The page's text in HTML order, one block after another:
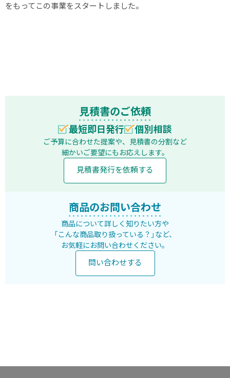
をもってこの事業をスタートしました。
見積書のご依頼
最短即日発行 個別相談
ご予算に合わせた提案や、見積書の分割など
細かいご要望にもお応えします。
見積書発行を依頼する
商品のお問い合わせ
商品について詳しく知りたい方や
「こんな商品取り扱っている？」など、
お気軽にお問い合わせください。
問い合わせする